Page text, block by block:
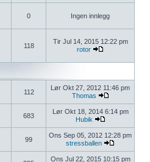
0 Ingen innlegg
118
Tir Jul 14, 2015 12:22 pm
rotor
112
Lør Okt 27, 2012 11:46 pm
Thomas
683
Lør Okt 18, 2014 6:14 pm
Hubik
99
Ons Sep 05, 2012 12:28 pm
stressballen
Ons Jul 22, 2015 10:15 pm